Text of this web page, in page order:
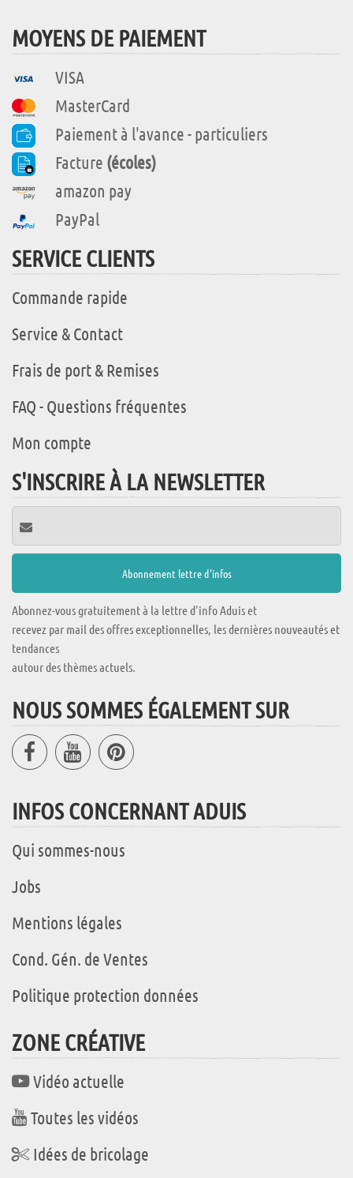
MOYENS DE PAIEMENT
VISA
MasterCard
Paiement à l'avance - particuliers
Facture (écoles)
amazon pay
PayPal
SERVICE CLIENTS
Commande rapide
Service & Contact
Frais de port & Remises
FAQ - Questions fréquentes
Mon compte
S'INSCRIRE À LA NEWSLETTER
Abonnez-vous gratuitement à la lettre d'info Aduis et
recevez par mail des offres exceptionnelles, les dernières nouveautés et
tendances
autour des thèmes actuels.
NOUS SOMMES ÉGALEMENT SUR
INFOS CONCERNANT ADUIS
Qui sommes-nous
Jobs
Mentions légales
Cond. Gén. de Ventes
Politique protection données
ZONE CRÉATIVE
Vidéo actuelle
Toutes les vidéos
Idées de bricolage